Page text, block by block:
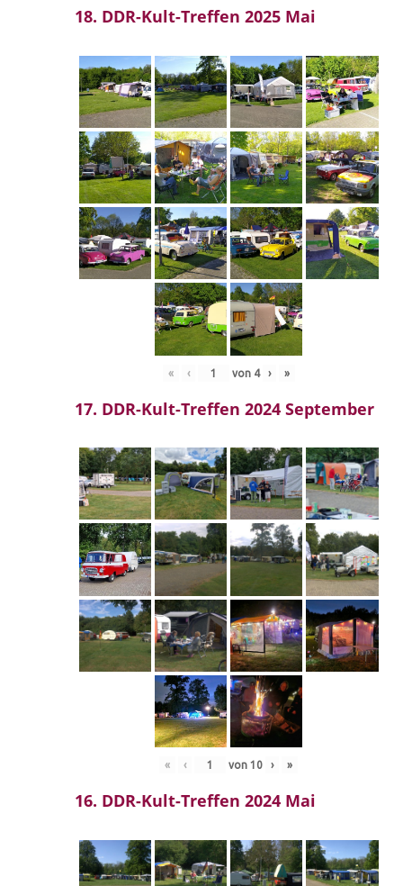
18. DDR-Kult-Treffen 2025 Mai
« ‹ von 4 › »
17. DDR-Kult-Treffen 2024 September
« ‹ von 10 › »
16. DDR-Kult-Treffen 2024 Mai